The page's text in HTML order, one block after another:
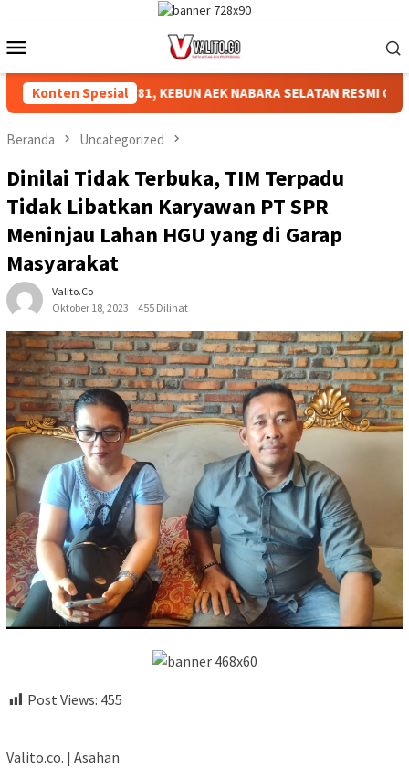
konten
Mobile
Konten Spesial
HUT RI KE-81, KEBUN AEK NABARA SELATAN RESMI GELAR
Beranda Uncategorized
Dinilai Tidak Terbuka, TIM Terpadu
Tidak Libatkan Karyawan PT SPR
Meninjau Lahan HGU yang di Garap
Masyarakat
Valito.co
Oktober 18, 2023
455 Dilihat
Post Views: 455
Valito.co. | Asahan